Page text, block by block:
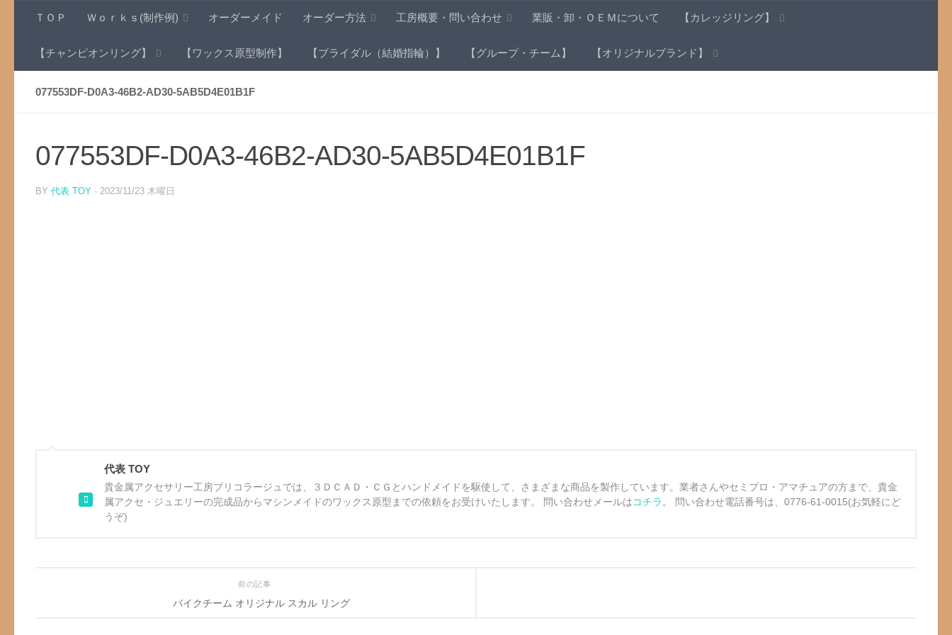
コンテンツへスキップ
ＴＯＰ Ｗｏｒｋｓ(制作例) オーダーメイド オーダー方法 工房概要・問い合わせ 業販・卸・ＯＥＭについて 【カレッジリング】
【チャンピオンリング】 【ワックス原型制作】 【ブライダル（結婚指輪）】 【グループ・チーム】 【オリジナルブランド】
077553DF-D0A3-46B2-AD30-5AB5D4E01B1F
077553DF-D0A3-46B2-AD30-5AB5D4E01B1F
BY 代表 TOY · 2023/11/23 木曜日
代表 TOY
貴金属アクセサリー工房ブリコラージュでは、３ＤＣＡＤ・ＣＧとハンドメイドを駆使して、さまざまな商品を製作しています。業者さんやセミプロ・アマチュアの方まで、貴金
属アクセ・ジュエリーの完成品からマシンメイドのワックス原型までの依頼をお受けいたします。 問い合わせメールはコチラ 。 問い合わせ電話番号は、0776-61-0015(お気軽にど
うぞ)
前の記事
バイクチーム オリジナル スカル リング